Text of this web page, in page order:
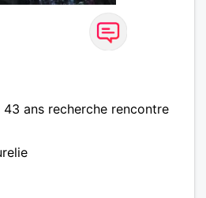
ans recherche rencontre